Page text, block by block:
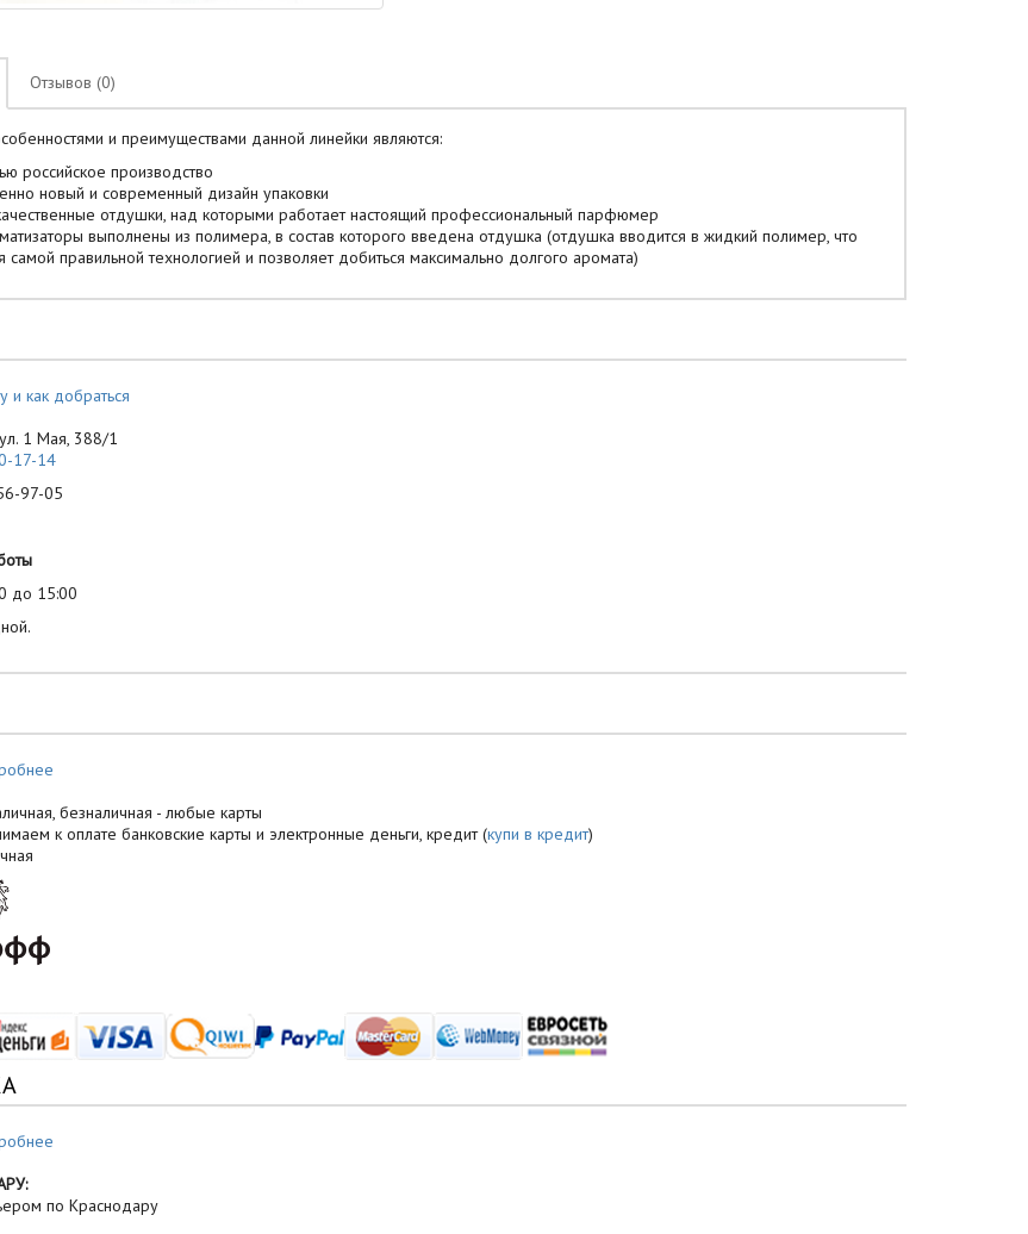
Отзывов (0)
и преимуществами данной линейки являются:
российское производство
новый и современный дизайн упаковки
отдушки, над которыми работает настоящий профессиональный парфюмер
выполнены из полимера, в состав которого введена отдушка (отдушка вводится в жидкий полимер, что
самой правильной технологией и позволяет добиться максимально долгого аромата)
и как добраться
1 Мая, 388/1
17-14
97-05
до 15:00
безналичная - любые карты
к оплате банковские карты и электронные деньги, кредит (купи в кредит)
по Краснодару